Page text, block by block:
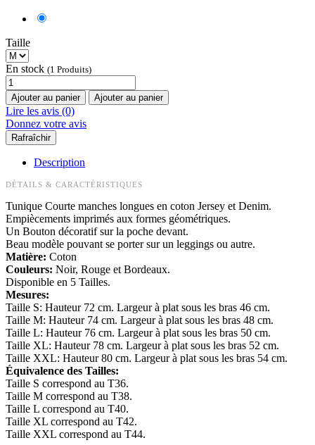
Taille
En stock (1 Produits)
Ajouter au panier Ajouter au panier
Lire les avis (0)
Donnez votre avis
Description
DÉTAILS & CARACTÉRISTIQUES
Tunique Courte manches longues en coton Jersey et Denim.
Empiècements imprimés aux formes géométriques.
Un Bouton décoratif sur la poche devant.
Beau modèle pouvant se porter sur un leggings ou autre.
Matière: Coton
Couleurs: Noir, Rouge et Bordeaux.
Disponible en 5 Tailles.
Mesures:
Taille S: Hauteur 72 cm. Largeur à plat sous les bras 46 cm.
Taille M: Hauteur 74 cm. Largeur à plat sous les bras 48 cm.
Taille L: Hauteur 76 cm. Largeur à plat sous les bras 50 cm.
Taille XL: Hauteur 78 cm. Largeur à plat sous les bras 52 cm.
Taille XXL: Hauteur 80 cm. Largeur à plat sous les bras 54 cm.
Équivalence des Tailles:
Taille S correspond au T36.
Taille M correspond au T38.
Taille L correspond au T40.
Taille XL correspond au T42.
Taille XXL correspond au T44.